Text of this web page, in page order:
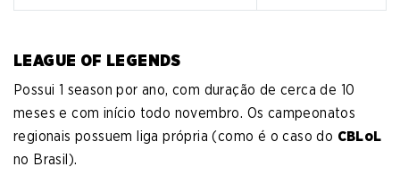
LEAGUE OF LEGENDS
Possui 1 season por ano, com duração de cerca de 10
meses e com início todo novembro. Os campeonatos
regionais possuem liga própria (como é o caso do CBLoL
no Brasil).